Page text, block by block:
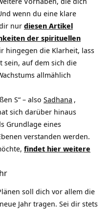
wenn du eine klare
nur diesen Artikel
der spirituellen
hingegen die Klarheit, lass
sein, auf dem sich die
allmählich
S“ – also Sadhana ,
sich darüber hinaus
Grundlage eines
verstanden werden.
findet hier weitere
soll dich vor allem die
Jahr tragen. Sei dir stets